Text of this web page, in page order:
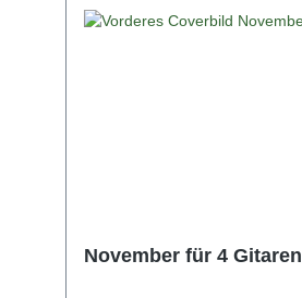
November für 4 Gitaren